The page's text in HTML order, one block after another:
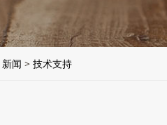
新闻 > 技术支持